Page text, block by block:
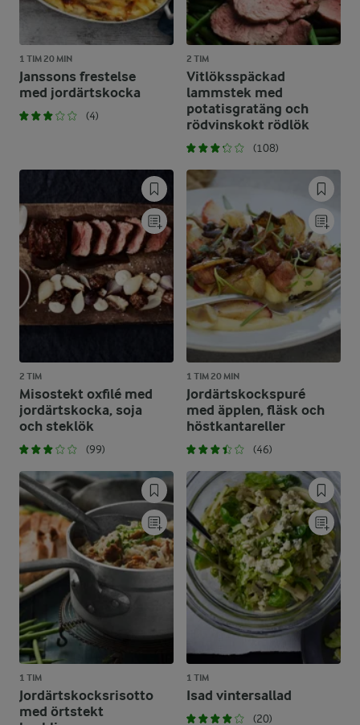
1 TIM 20 MIN
Janssons frestelse
med jordärtskocka
(4)
2 TIM
Vitlöksspäckad
lammstek med
potatisgratäng och
rödvinskokt rödlök
(108)
2 TIM
Misostekt oxfilé med
jordärtskocka, soja
och steklök
(99)
1 TIM 20 MIN
Jordärtskockspuré
med äpplen, fläsk och
höstkantareller
(46)
1 TIM
Jordärtskocksrisotto
med örtstekt
1 TIM
Isad vintersallad
(20)